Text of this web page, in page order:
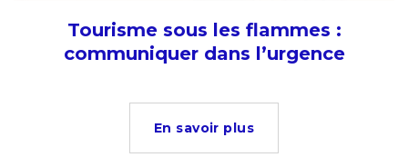
Tourisme sous les flammes :
communiquer dans l’urgence
En savoir plus